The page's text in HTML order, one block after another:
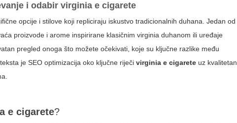
i odabir virginia e cigarete
opcije i stilove koji repliciraju iskustvo tradicionalnih duhana. Jedan od
proizvode i arome inspirirane klasičnim virginia duhanom ili uređaje
pregled onoga što možete očekivati, koje su ključne razlike među
je SEO optimizacija oko ključne riječivirginia e cigarete uz kvalitetan,
e cigarete?